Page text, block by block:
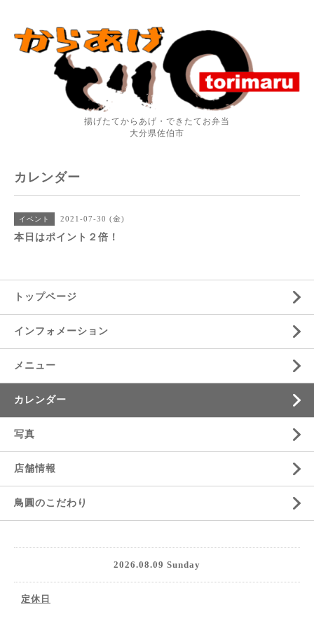
揚げたてからあげ・できたてお弁当
大分県佐伯市
カレンダー
イベント 2021-07-30 (金)
本日はポイント２倍！
トップページ
インフォメーション
メニュー
カレンダー
写真
店舗情報
鳥圓のこだわり
2026.08.09 Sunday
定休日